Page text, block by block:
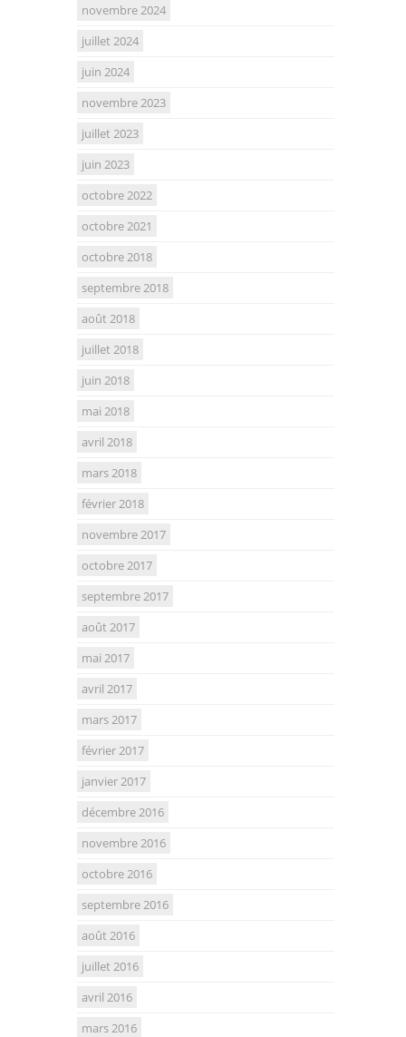
novembre 2024
juillet 2024
juin 2024
novembre 2023
juillet 2023
juin 2023
octobre 2022
octobre 2021
octobre 2018
septembre 2018
août 2018
juillet 2018
juin 2018
mai 2018
avril 2018
mars 2018
février 2018
novembre 2017
octobre 2017
septembre 2017
août 2017
mai 2017
avril 2017
mars 2017
février 2017
janvier 2017
décembre 2016
novembre 2016
octobre 2016
septembre 2016
août 2016
juillet 2016
avril 2016
mars 2016